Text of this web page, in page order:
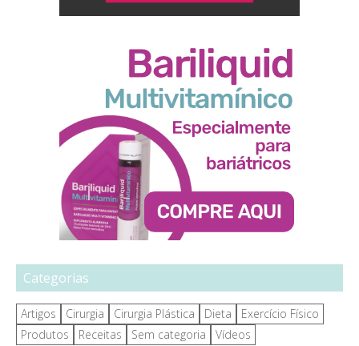
Categorias
Artigos Cirurgia Cirurgia Plástica Dieta
Exercício Físico
Produtos
Receitas Sem categoria Vídeos